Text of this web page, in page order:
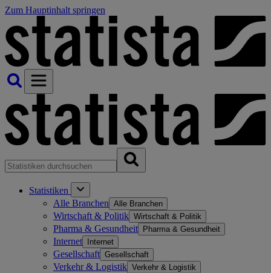
Zum Hauptinhalt springen
Statistiken
Alle Branchen Alle Branchen
Wirtschaft & Politik Wirtschaft & Politik
Pharma & Gesundheit Pharma & Gesundheit
Internet Internet
Gesellschaft Gesellschaft
Verkehr & Logistik Verkehr & Logistik